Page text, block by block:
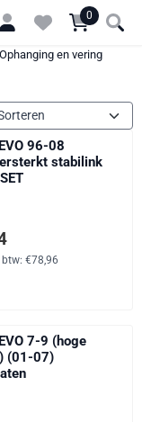
0
Ophanging en vering
96-08
stabilink
exclusief btw: 78,96
btw: €78,96
7-9 (hoge
(01-07)